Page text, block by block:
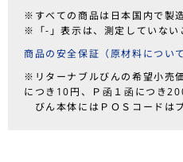
※すべての商品は日本国内で製
※「-」表示は、測定していない
商品の安全保証（原材料について
※リターナブルびんの希望小売
につき10円、Ｐ函１函につき
びん本体にはＰＯＳコードは